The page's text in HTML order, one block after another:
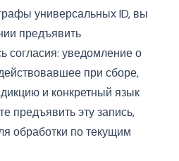
универсальных ID, вы
предъявить
согласия: уведомление о
при сборе,
и конкретный язык
предъявить эту запись,
обработки по текущим